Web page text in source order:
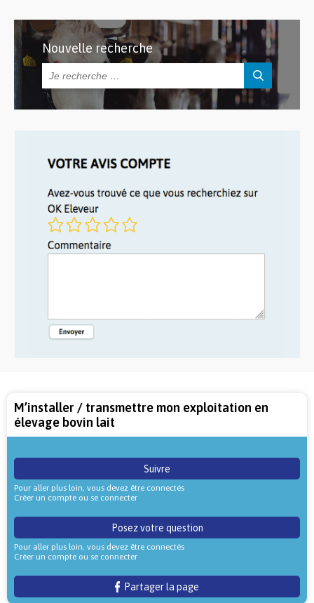
Nouvelle recherche
M’installer / transmettre mon exploitation en
élevage bovin lait
Suivre
Pour aller plus loin, vous devez être connectés
Créer un compte ou se connecter
Posez votre question
Pour aller plus loin, vous devez être connectés
Créer un compte ou se connecter
Partager la page